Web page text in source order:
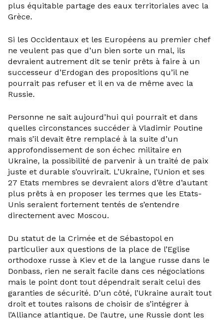
plus équitable partage des eaux territoriales avec la
Grèce.
Si les Occidentaux et les Européens au premier chef
ne veulent pas que d’un bien sorte un mal, ils
devraient autrement dit se tenir prêts à faire à un
successeur d’Erdogan des propositions qu’il ne
pourrait pas refuser et il en va de même avec la
Russie.
Personne ne sait aujourd’hui qui pourrait et dans
quelles circonstances succéder à Vladimir Poutine
mais s’il devait être remplacé à la suite d’un
approfondissement de son échec militaire en
Ukraine, la possibilité de parvenir à un traité de paix
juste et durable s’ouvrirait. L’Ukraine, l’Union et ses
27 Etats membres se devraient alors d’être d’autant
plus prêts à en proposer les termes que les Etats-
Unis seraient fortement tentés de s’entendre
directement avec Moscou.
Du statut de la Crimée et de Sébastopol en
particulier aux questions de la place de l’Eglise
orthodoxe russe à Kiev et de la langue russe dans le
Donbass, rien ne serait facile dans ces négociations
mais le point dont tout dépendrait serait celui des
garanties de sécurité. D’un côté, l’Ukraine aurait tout
droit et toutes raisons de choisir de s’intégrer à
l’Alliance atlantique. De l’autre, une Russie dont les